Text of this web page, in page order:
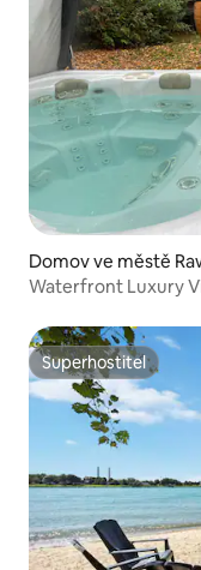
Domov ve městě
Waterfront Luxury
Superhostitel
Superhostitel